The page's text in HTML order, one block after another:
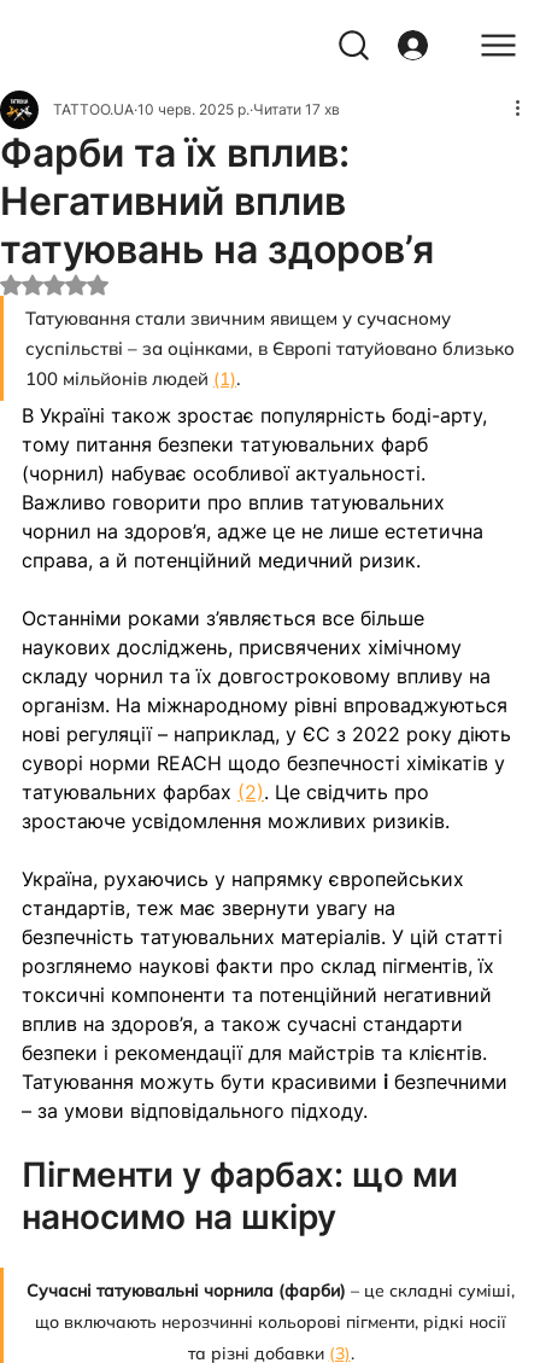
Фарби та їх вплив:
Негативний вплив
татуювань на здоров’я
TATTOO.UA 10 черв. 2025 р. Читати 17 хв
Оцінка: NaN з 5 зірок.
Татуювання стали звичним явищем у сучасному
суспільстві – за оцінками, в Європі татуйовано близько
100 мільйонів людей (1).
В Україні також зростає популярність боді-арту,
тому питання безпеки татуювальних фарб
(чорнил) набуває особливої актуальності.
Важливо говорити про вплив татуювальних
чорнил на здоров’я, адже це не лише естетична
справа, а й потенційний медичний ризик.
Останніми роками з’являється все більше
наукових досліджень, присвячених хімічному
складу чорнил та їх довгостроковому впливу на
організм. На міжнародному рівні впроваджуються
нові регуляції – наприклад, у ЄС з 2022 року діють
суворі норми REACH щодо безпечності хімікатів у
татуювальних фарбах (2). Це свідчить про
зростаюче усвідомлення можливих ризиків.
Україна, рухаючись у напрямку європейських
стандартів, теж має звернути увагу на
безпечність татуювальних матеріалів. У цій статті
розглянемо наукові факти про склад пігментів, їх
токсичні компоненти та потенційний негативний
вплив на здоров’я, а також сучасні стандарти
безпеки і рекомендації для майстрів та клієнтів.
Татуювання можуть бути красивими і безпечними
– за умови відповідального підходу.
Пігменти у фарбах: що ми
наносимо на шкіру
Сучасні татуювальні чорнила (фарби) – це складні суміші,
що включають нерозчинні кольорові пігменти, рідкі носії
та різні добавки (3).